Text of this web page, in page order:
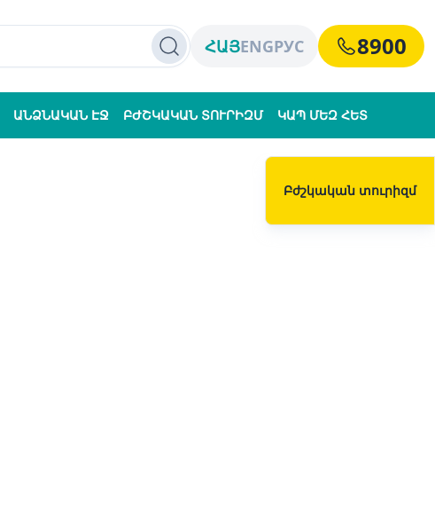
ՀԱՅENGРУС 8900
ԱՆՁՆԱԿԱՆ ԷՋ ԲԺՇԿԱԿԱՆ ՏՈՒՐԻԶՄ ԿԱՊ ՄԵԶ ՀԵՏ
Բժշկական տուրիզմ